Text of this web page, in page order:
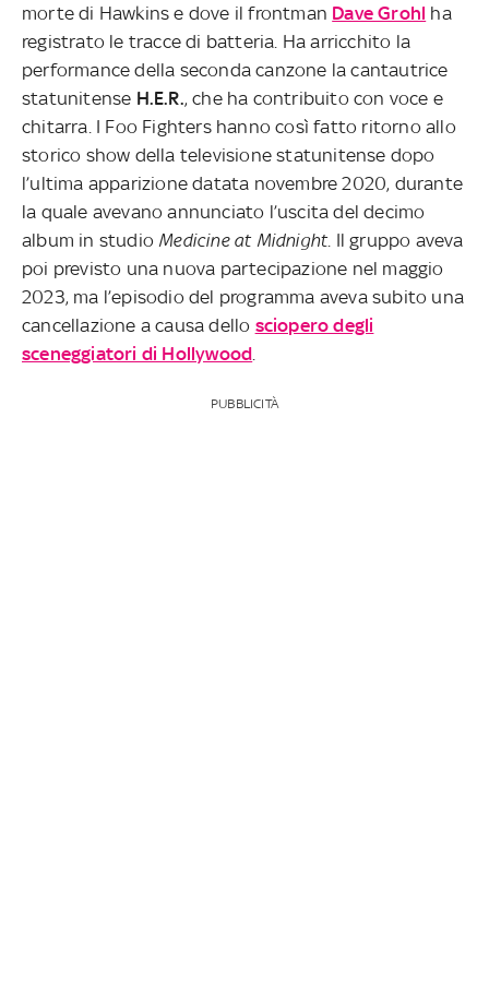
morte di Hawkins e dove il frontman Dave Grohl ha
registrato le tracce di batteria. Ha arricchito la
performance della seconda canzone la cantautrice
statunitense H.E.R., che ha contribuito con voce e
chitarra. I Foo Fighters hanno così fatto ritorno allo
storico show della televisione statunitense dopo
l’ultima apparizione datata novembre 2020, durante
la quale avevano annunciato l’uscita del decimo
album in studio Medicine at Midnight. Il gruppo aveva
poi previsto una nuova partecipazione nel maggio
2023, ma l’episodio del programma aveva subito una
cancellazione a causa dello sciopero degli
sceneggiatori di Hollywood
PUBBLICITÀ